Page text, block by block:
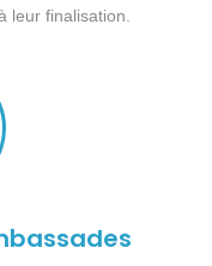
leur finalisation.